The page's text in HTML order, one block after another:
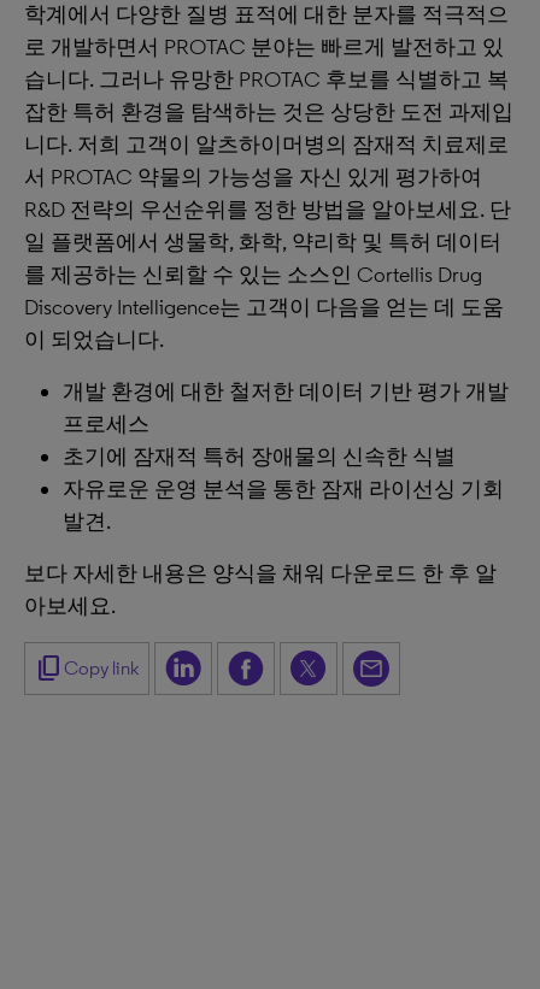
학계에서 다양한 질병 표적에 대한 분자를 적극적으
로 개발하면서 PROTAC 분야는 빠르게 발전하고 있
습니다. 그러나 유망한 PROTAC 후보를 식별하고 복
잡한 특허 환경을 탐색하는 것은 상당한 도전 과제입
니다. 저희 고객이 알츠하이머병의 잠재적 치료제로
서 PROTAC 약물의 가능성을 자신 있게 평가하여
R&D 전략의 우선순위를 정한 방법을 알아보세요. 단
일 플랫폼에서 생물학, 화학, 약리학 및 특허 데이터
를 제공하는 신뢰할 수 있는 소스인 Cortellis Drug
Discovery Intelligence는 고객이 다음을 얻는 데 도움
이 되었습니다.
개발 환경에 대한 철저한 데이터 기반 평가 개발
프로세스
초기에 잠재적 특허 장애물의 신속한 식별
자유로운 운영 분석을 통한 잠재 라이선싱 기회
발견.
보다 자세한 내용은 양식을 채워 다운로드 한 후 알
아보세요.
content_copy Copy link